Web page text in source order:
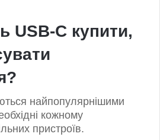
USB-C купити,
найпопулярнішими
кожному
пристроїв.